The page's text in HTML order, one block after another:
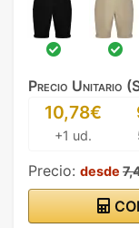
Precio Unitario
10,78€
+1 ud.
Precio: desde